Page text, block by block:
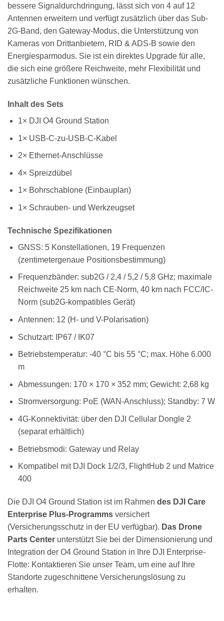
bessere Signaldurchdringung, lässt sich von 4 auf 12
Antennen erweitern und verfügt zusätzlich über das Sub-
2G-Band, den Gateway-Modus, die Unterstützung von
Kameras von Drittanbietern, RID & ADS-B sowie den
Energiesparmodus. Sie ist ein direktes Upgrade für alle,
die sich eine größere Reichweite, mehr Flexibilität und
zusätzliche Funktionen wünschen.
Inhalt des Sets
1× DJI O4 Ground Station
1× USB-C-zu-USB-C-Kabel
2× Ethernet-Anschlüsse
4× Spreizdübel
1× Bohrschablone (Einbauplan)
1× Schrauben- und Werkzeugset
Technische Spezifikationen
GNSS: 5 Konstellationen, 19 Frequenzen
(zentimetergenaue Positionsbestimmung)
Frequenzbänder: sub2G / 2,4 / 5,2 / 5,8 GHz; maximale
Reichweite 25 km nach CE-Norm, 40 km nach FCC/IC-
Norm (sub2G-kompatibles Gerät)
Antennen: 12 (H- und V-Polarisation)
Schutzart: IP67 / IK07
Betriebstemperatur: -40 °C bis 55 °C; max. Höhe 6.000
m
Abmessungen: 170 × 170 × 352 mm; Gewicht: 2,68 kg
Stromversorgung: PoE (WAN-Anschluss); Standby: 7 W
4G-Konnektivität: über den DJI Cellular Dongle 2
(separat erhältlich)
Betriebsmodi: Gateway und Relay
Kompatibel mit DJI Dock 1/2/3, FlightHub 2 und Matrice
400
Die DJI O4 Ground Station ist im Rahmen des DJI Care
Enterprise Plus-Programms versichert
(Versicherungsschutz in der EU verfügbar). Das Drone
Parts Center unterstützt Sie bei der Dimensionierung und
Integration der O4 Ground Station in Ihre DJI Enterprise-
Flotte: Kontaktieren Sie unser Team, um eine auf Ihre
Standorte zugeschnittene Versicherungslösung zu
erhalten.